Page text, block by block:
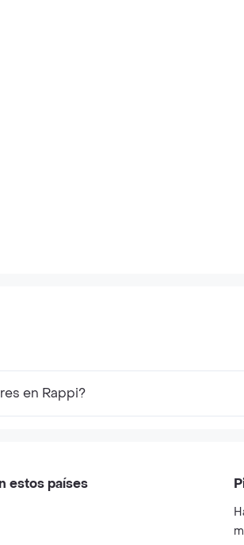
en Rappi?
estos países